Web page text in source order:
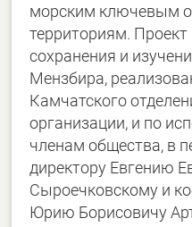
морским ключевым
территориям.
сохранения и
Мензбира,
Камчатского
организации, и по
членам общества, в
директору Евгению
Сыроечковскому и
Юрию Борисовичу